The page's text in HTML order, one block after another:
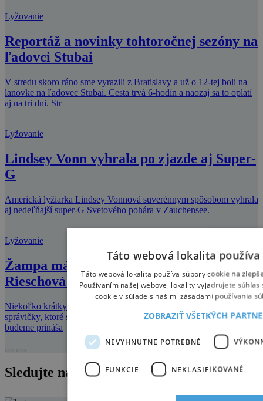
Lyžovanie
Reportáž a novinky tohtoročnej sezóny na
ľadovci Stubai
V stredu skoro ráno sme vyrazili z Bratislavy a už o 12-tej boli na
lanovke na ľadovec Stubai. Cesta trvá 6-hodín a naozaj sa to oplatí
aj na tri dni. Str
Lyžovanie
Lindsey Vonn vyhrala po zjazde aj Super-
G
Americká lyžiarka Lindsey Vonnová suverénnym spôsobom vyhrala
aj nedeľňajší super-G Svetového pohára v Zauchensee.
Lyžovanie
Žampa má prvé slalomové body, Nemka
Rieschová zasa zlomený palec
Niekoľko krátkych aktualít zo Svetového pohára. Takéto krátke
správičky, ktoré stačí prebehnúť očami a netreba ich čítať Vám
budeme prináša
Sledujte nás na instagrame
Táto webová lokalita
Táto webová lokalita používa súbory cookie na
Používaním našej webovej lokality vyjadrujete
cookie v súlade s našimi zásadami používania
ZOBRAZIŤ VŠETKÝCH
NEVYHNUTNE POTREBNÉ
FUNKCIE NEKLASIFIKOVANÉ